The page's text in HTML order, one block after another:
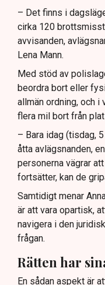
– Det finns i
cirka 120
avvisanden,
Lena Mann.
Med stöd av
beordra bort eller
allmän ordning, och
flera mil bort från
– Bara idag (tisdag,
åtta avlägsnanden,
personerna vägrar
fortsätter, kan de
Samtidigt menar
är att vara opartisk,
navigera i den
frågan.
Rätten har
En sådan aspekt är